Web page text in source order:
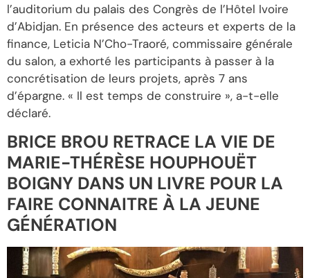
l’auditorium du palais des Congrès de l’Hôtel Ivoire
d’Abidjan. En présence des acteurs et experts de la
finance, Leticia N’Cho-Traoré, commissaire générale
du salon, a exhorté les participants à passer à la
concrétisation de leurs projets, après 7 ans
d’épargne. « Il est temps de construire », a-t-elle
déclaré.
BRICE BROU RETRACE LA VIE DE
MARIE-THÉRÈSE HOUPHOUËT
BOIGNY DANS UN LIVRE POUR LA
FAIRE CONNAITRE À LA JEUNE
GÉNÉRATION